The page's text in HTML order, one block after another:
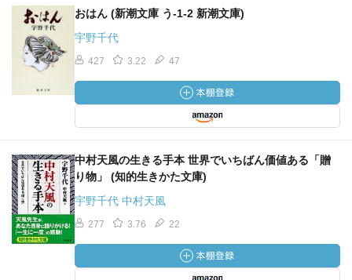
おはん (新潮文庫 う-1-2 新潮文庫)
宇野千代
427 3.22 47
中村天風の生きる手本 世界でいちばん価値ある「贈
り物」 (知的生きかた文庫)
宇野千代 中村天風
277 3.76 22